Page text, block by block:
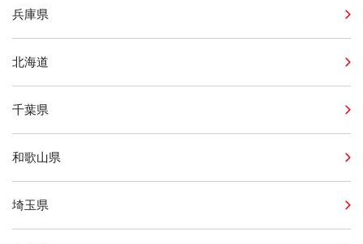
兵庫県
北海道
千葉県
和歌山県
埼玉県